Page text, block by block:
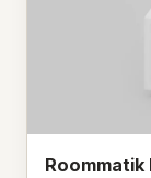
Roommatik